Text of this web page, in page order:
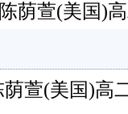
荫萱(美国)
萱(美国)高